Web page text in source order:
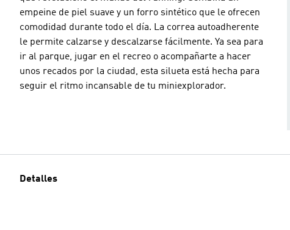
empeine de piel suave y un forro sintético que le ofrecen
comodidad durante todo el día. La correa autoadherente
le permite calzarse y descalzarse fácilmente. Ya sea para
ir al parque, jugar en el recreo o acompañarte a hacer
unos recados por la ciudad, esta silueta está hecha para
seguir el ritmo incansable de tu miniexplorador.
Detalles